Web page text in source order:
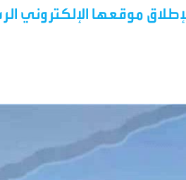
موقعها الإلكتروني